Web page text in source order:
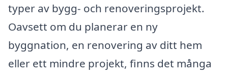
typer av bygg- och renoveringsprojekt.
Oavsett om du planerar en ny
byggnation, en renovering av ditt hem
eller ett mindre projekt, finns det många